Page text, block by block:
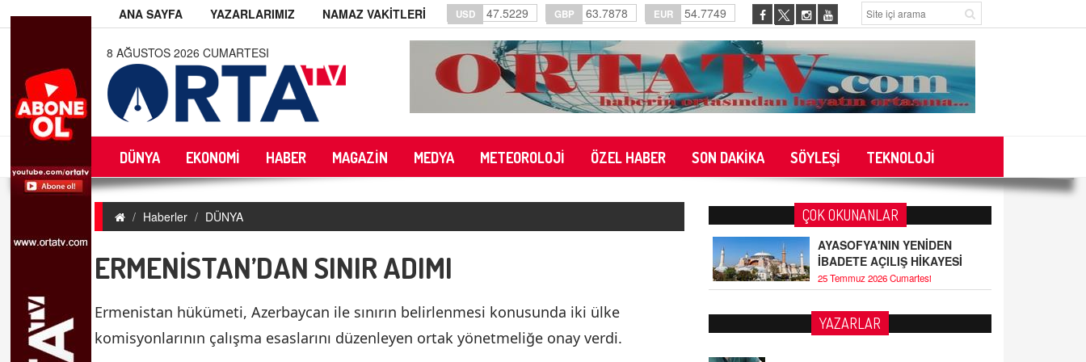
ANA SAYFA YAZARLARIMIZ NAMAZ VAKİTLERİ USD 47.5229 GBP 63.7878 EUR 54.7749
8 AĞUSTOS 2026 CUMARTESI
DÜNYA EKONOMİ HABER MAGAZİN MEDYA METEOROLOJİ ÖZEL HABER SON DAKİKA SÖYLEŞİ TEKNOLOJİ
Haberler DÜNYA
ERMENİSTAN’DAN SINIR ADIMI
Ermenistan hükümeti, Azerbaycan ile sınırın belirlenmesi konusunda iki ülke
komisyonlarının çalışma esaslarını düzenleyen ortak yönetmeliğe onay verdi.
ÇOK OKUNANLAR
AYASOFYA'NIN YENİDEN
İBADETE AÇILIŞ HİKAYESİ
25 Temmuz 2026 Cumartesi
YAZARLAR